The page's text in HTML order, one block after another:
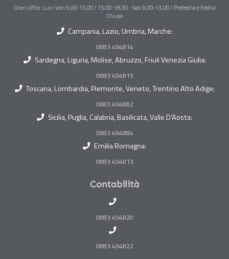
Orari Uffici: Lun-Ven 9,00-13,00 / 15,00-18,30 - Sab 9,00-13,00 / Prefestivi e Festivi
Chiuso
Campania, Lazio, Umbria, Marche:
0883 494814
Sardegna, Liguria, Molise, Abruzzo, Friuli Venezia Giulia:
0883 494815
Toscana, Lombardia, Piemonte, Veneto, Trentino Alto Adige:
0883 494882
Sicilia, Puglia, Calabria, Basilicata, Valle D'Aosta:
0883 494884
Emilia Romagna:
0883 494813
Contabilità
0883 494820
0883 494822